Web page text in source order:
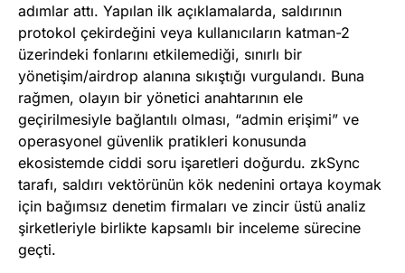
adımlar attı. Yapılan ilk açıklamalarda, saldırının
protokol çekirdeğini veya kullanıcıların katman-2
üzerindeki fonlarını etkilemediği, sınırlı bir
yönetişim/airdrop alanına sıkıştığı vurgulandı. Buna
rağmen, olayın bir yönetici anahtarının ele
geçirilmesiyle bağlantılı olması, “admin erişimi” ve
operasyonel güvenlik pratikleri konusunda
ekosistemde ciddi soru işaretleri doğurdu. zkSync
tarafı, saldırı vektörünün kök nedenini ortaya koymak
için bağımsız denetim firmaları ve zincir üstü analiz
şirketleriyle birlikte kapsamlı bir inceleme sürecine
geçti.